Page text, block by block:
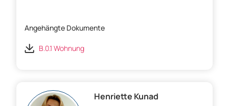
Angehängte Dokumente
B.0.1 Wohnung
Henriette Kunad